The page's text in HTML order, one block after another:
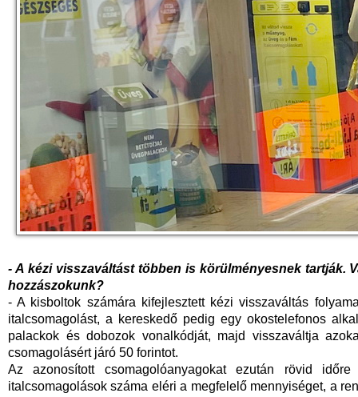
- A kézi visszaváltást többen is körülményesnek tartják.
hozzászokunk?
- A kisboltok számára kifejlesztett kézi visszaváltás
italcsomagolást, a kereskedő pedig egy okostelefonos
palackok és dobozok vonalkódját, majd visszaváltja
csomagolásért járó 50 forintot.
Az azonosított csomagolóanyagokat ezután rövid
italcsomagolások száma eléri a megfelelő mennyiséget, a